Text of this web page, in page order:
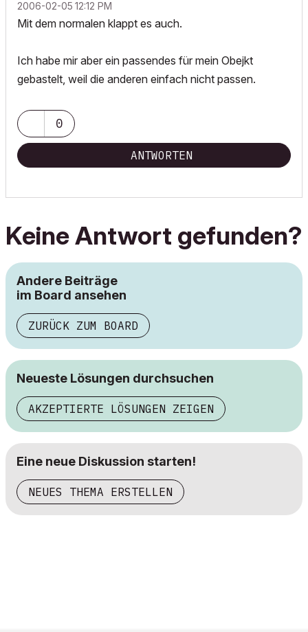
‎2006-02-05 12:12 PM
Mit dem normalen klappt es auch.
Ich habe mir aber ein passendes für mein Obejkt
gebastelt, weil die anderen einfach nicht passen.
0
ANTWORTEN
Keine Antwort gefunden?
Andere Beiträge
im Board ansehen
ZURÜCK ZUM BOARD
Neueste Lösungen durchsuchen
AKZEPTIERTE LÖSUNGEN ZEIGEN
Eine neue Diskussion starten!
NEUES THEMA ERSTELLEN